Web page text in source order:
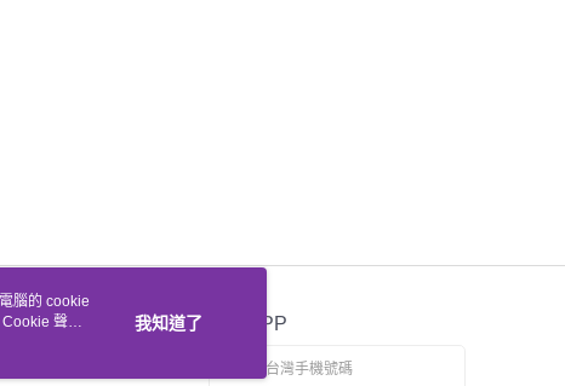
官方APP
腦的 cookie
聲明
我知道了